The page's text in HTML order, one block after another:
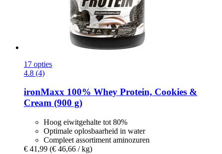
17 opties
4.8 (4)
ironMaxx 100% Whey Protein, Cookies &
Cream (900 g)
Hoog eiwitgehalte tot 80%
Optimale oplosbaarheid in water
Compleet assortiment aminozuren
€ 41,99 (€ 46,66 / kg)